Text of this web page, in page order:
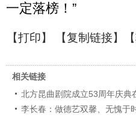
一定落榜！”
【打印】 【复制链接】【
相关链接
北方昆曲剧院成立53周年庆典
李长春：做德艺双馨、无愧于